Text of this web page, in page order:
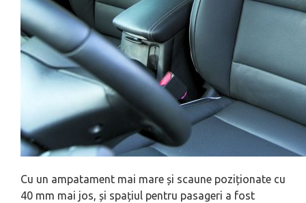
Cu un ampatament mai mare și scaune poziționate cu
40 mm mai jos, și spațiul pentru pasageri a fost